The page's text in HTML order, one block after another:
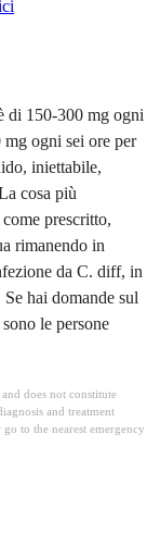
di 150-300 mg ogni
ogni sei ore per
iniettabile,
cosa più
prescritto,
rimanendo in
da C. diff, in
hai domande sul
le persone
does not constitute
and treatment
to the nearest emergency